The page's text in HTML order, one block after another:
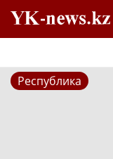
Республика